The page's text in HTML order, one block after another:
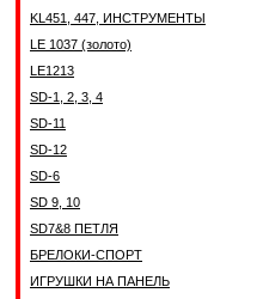
KL451, 447, ИНСТРУМЕНТЫ
LE 1037 (золото)
LE1213
SD-1, 2, 3, 4
SD-11
SD-12
SD-6
SD 9, 10
SD7&8 ПЕТЛЯ
БРЕЛОКИ-СПОРТ
ИГРУШКИ НА ПАНЕЛЬ